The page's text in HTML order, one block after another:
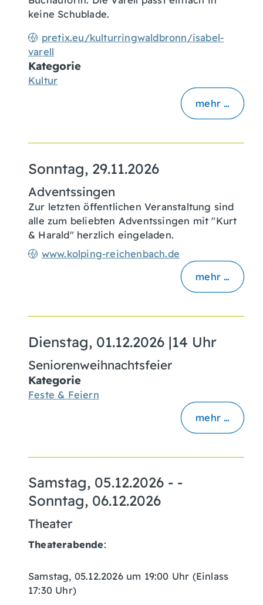
pretix.eu/kulturringwaldbronn/isabel-
varell
keine Schublade.
Kategorie
Kultur
mehr …
Sonntag, 29.11.2026
Adventssingen
www.kolping-reichenbach.de
Zur letzten öffentlichen Veranstaltung sind
alle zum beliebten Adventssingen mit "Kurt
& Harald" herzlich eingeladen.
mehr …
Dienstag, 01.12.2026 |14 Uhr
Seniorenweihnachtsfeier
Kategorie
Feste & Feiern
mehr …
Samstag, 05.12.2026 - -
Sonntag, 06.12.2026
Theater
Theaterabende:
Samstag, 05.12.2026 um 19:00 Uhr (Einlass
17:30 Uhr)